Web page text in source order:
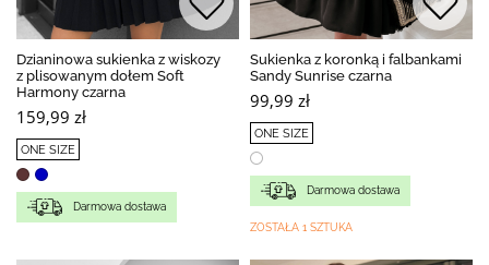
Dzianinowa sukienka z wiskozy
z plisowanym dołem Soft
Harmony czarna
159,99 zł
ONE SIZE
Darmowa dostawa
Sukienka z koronką i falbankami
Sandy Sunrise czarna
99,99 zł
ONE SIZE
Darmowa dostawa
ZOSTAŁA 1 SZTUKA